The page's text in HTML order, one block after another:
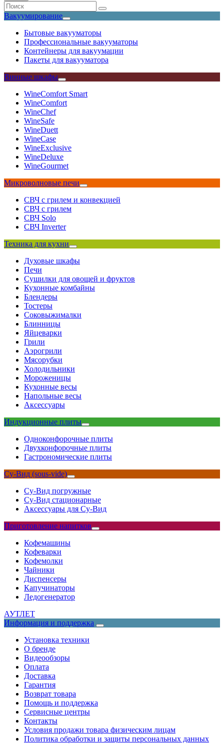
Вакуумирование
Бытовые вакууматоры
Профессиональные вакууматоры
Контейнеры для вакуумации
Пакеты для вакууматора
Винные шкафы
WineComfort Smart
WineComfort
WineChef
WineSafe
WineDuett
WineCase
WineExclusive
WineDeluxe
WineGourmet
Микроволновые печи
СВЧ с грилем и конвекцией
СВЧ с грилем
СВЧ Solo
СВЧ Inverter
Техника для кухни
Духовые шкафы
Печи
Сушилки для овощей и фруктов
Кухонные комбайны
Блендеры
Тостеры
Соковыжималки
Блинницы
Яйцеварки
Грили
Аэрогрили
Мясорубки
Холодильники
Мороженицы
Кухонные весы
Напольные весы
Аксессуары
Индукционные плиты
Одноконфорочные плиты
Двухконфорочные плиты
Гастрономические плиты
Су-Вид (sous-vide)
Су-Вид погружные
Су-Вид стационарные
Аксессуары для Су-Вид
Приготовление напитков
Кофемашины
Кофеварки
Кофемолки
Чайники
Диспенсеры
Капучинаторы
Ледогенератор
АУТЛЕТ
Информация и поддержка
Установка техники
О бренде
Видеообзоры
Оплата
Доставка
Гарантия
Возврат товара
Помощь и поддержка
Сервисные центры
Контакты
Условия продажи товара физическим лицам
Политика обработки и защиты персональных данных